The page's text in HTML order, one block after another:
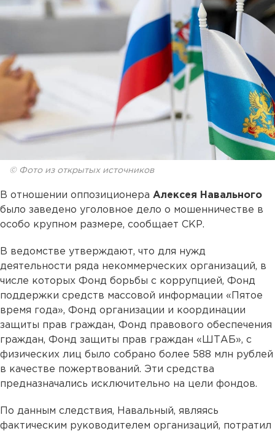
© Фото из открытых источников
В отношении оппозиционера Алексея Навального
было заведено уголовное дело о мошенничестве в
особо крупном размере, сообщает СКР.
В ведомстве утверждают, что для нужд
деятельности ряда некоммерческих организаций, в
числе которых Фонд борьбы с коррупцией, Фонд
поддержки средств массовой информации «Пятое
время года», Фонд организации и координации
защиты прав граждан, Фонд правового обеспечения
граждан, Фонд защиты прав граждан «ШТАБ», с
физических лиц было собрано более 588 млн рублей
в качестве пожертвований. Эти средства
предназначались исключительно на цели фондов.
По данным следствия, Навальный, являясь
фактическим руководителем организаций, потратил